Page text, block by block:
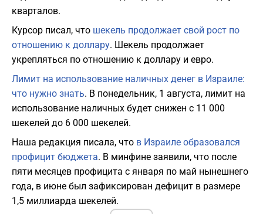
кварталов.
Курсор писал, что шекель продолжает свой рост по
отношению к доллару. Шекель продолжает
укрепляться по отношению к доллару и евро.
Лимит на использование наличных денег в Израиле:
что нужно знать. В понедельник, 1 августа, лимит на
использование наличных будет снижен с 11 000
шекелей до 6 000 шекелей.
Наша редакция писала, что в Израиле образовался
профицит бюджета. В минфине заявили, что после
пяти месяцев профицита с января по май нынешнего
года, в июне был зафиксирован дефицит в размере
1,5 миллиарда шекелей.